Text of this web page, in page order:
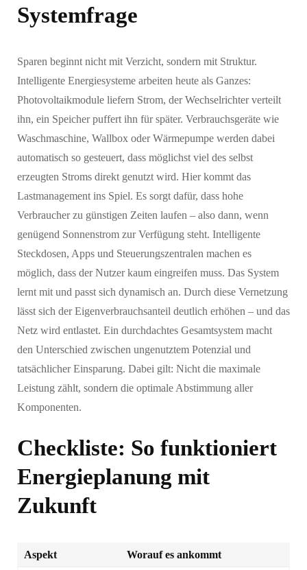
Systemfrage
Sparen beginnt nicht mit Verzicht, sondern mit Struktur.
Intelligente Energiesysteme arbeiten heute als Ganzes:
Photovoltaikmodule liefern Strom, der Wechselrichter verteilt
ihn, ein Speicher puffert ihn für später. Verbrauchsgeräte wie
Waschmaschine, Wallbox oder Wärmepumpe werden dabei
automatisch so gesteuert, dass möglichst viel des selbst
erzeugten Stroms direkt genutzt wird. Hier kommt das
Lastmanagement ins Spiel. Es sorgt dafür, dass hohe
Verbraucher zu günstigen Zeiten laufen – also dann, wenn
genügend Sonnenstrom zur Verfügung steht. Intelligente
Steckdosen, Apps und Steuerungszentralen machen es
möglich, dass der Nutzer kaum eingreifen muss. Das System
lernt mit und passt sich dynamisch an. Durch diese Vernetzung
lässt sich der Eigenverbrauchsanteil deutlich erhöhen – und das
Netz wird entlastet. Ein durchdachtes Gesamtsystem macht
den Unterschied zwischen ungenutztem Potenzial und
tatsächlicher Einsparung. Dabei gilt: Nicht die maximale
Leistung zählt, sondern die optimale Abstimmung aller
Komponenten.
Checkliste: So funktioniert
Energieplanung mit
Zukunft
Aspekt Worauf es ankommt